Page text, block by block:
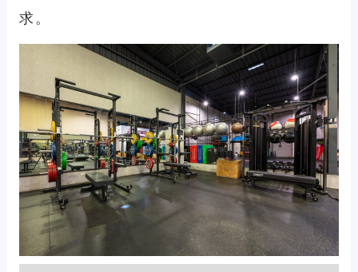
求。